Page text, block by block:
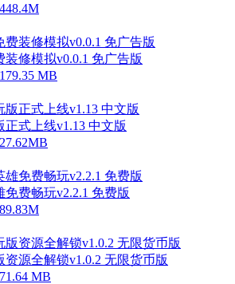
装修模拟v0.0.1 免广告版
MB
式上线v1.13 中文版
费畅玩v2.2.1 免费版
资源全解锁v1.0.2 无限货币版
MB